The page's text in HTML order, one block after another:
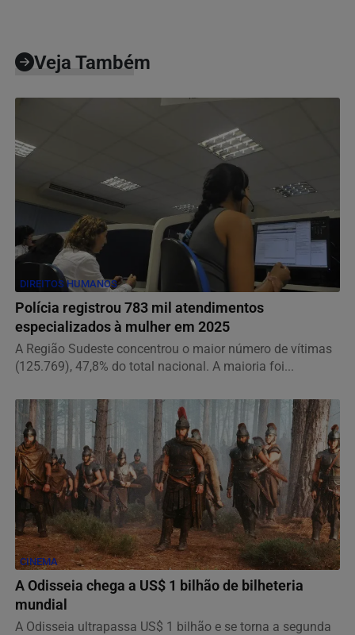
Veja Também
DIREITOS HUMANOS
Polícia registrou 783 mil atendimentos
especializados à mulher em 2025
A Região Sudeste concentrou o maior número de vítimas
(125.769), 47,8% do total nacional. A maioria foi...
CINEMA
A Odisseia chega a US$ 1 bilhão de bilheteria
mundial
A Odisseia ultrapassa US$ 1 bilhão e se torna a segunda